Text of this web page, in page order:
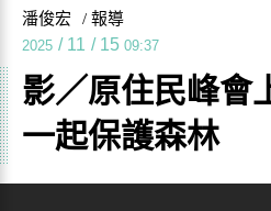
潘俊宏 / 報導
2025 / 11 / 15 09:37
影／原住民峰會
一起保護森林